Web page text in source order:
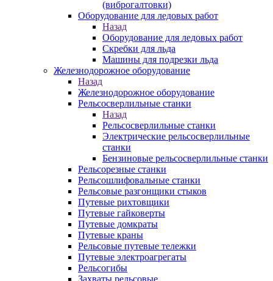
(виброгалтовки)
Оборудование для ледовых работ
Назад
Оборудование для ледовых работ
Скребки для льда
Машины для подрезки льда
Железнодорожное оборудование
Назад
Железнодорожное оборудование
Рельсосверлильные станки
Назад
Рельсосверлильные станки
Электрические рельсосверлильные
станки
Бензиновые рельсосверлильные станки
Рельсорезные станки
Рельсошлифовальные станки
Рельсовые разгонщики стыков
Путевые рихтовщики
Путевые гайковерты
Путевые домкраты
Путевые краны
Рельсовые путевые тележки
Путевые электроагрегаты
Рельсогибы
Захваты рельсовые